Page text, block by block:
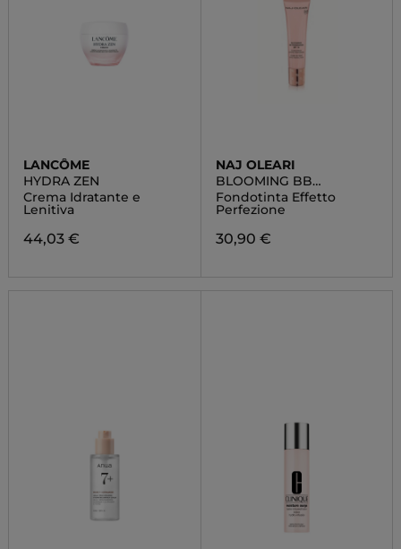
LANCÔME
HYDRA ZEN
Crema Idratante e
Lenitiva
44,03 €
NAJ OLEARI
BLOOMING BB
FOUNDATION
Fondotinta Effetto
Perfezione
30,90 €